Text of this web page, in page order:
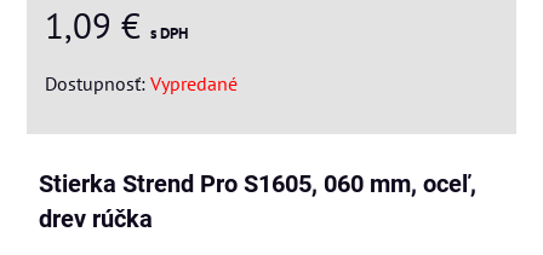
1,09 € s DPH
Dostupnosť: Vypredané
Stierka Strend Pro S1605, 060 mm, oceľ,
drev rúčka